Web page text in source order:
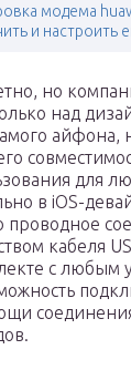
модема
и настроить
но
над
айфона,
для
в iOS-
проводное
кабеля
с любым